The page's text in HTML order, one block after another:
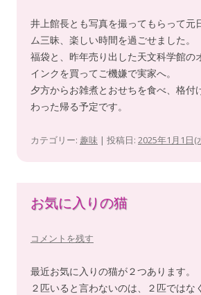
井上館長とも写真を撮ってもらって元
ム三昧、楽しい時間を過ごせました。
福袋と、昨年売り出した天文科学館の
インクを買ってご機嫌で実家へ。
夕方からお雑煮とおせちを食べ、格付
わった帰る予定です。
カテゴリー: 趣味 | 投稿日: 2025年1月1日(
お気に入りの猫
コメントを残す
最近お気に入りの猫が２つあります。
２匹いると言わないのは、２匹ではな